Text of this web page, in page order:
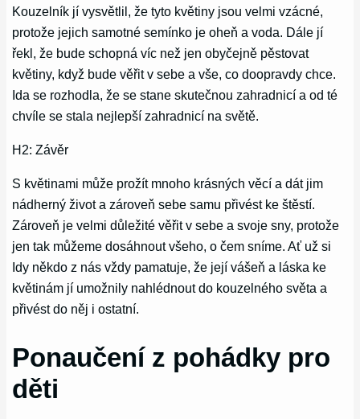
Kouzelník jí vysvětlil, že tyto květiny jsou velmi vzácné,
protože jejich samotné semínko je oheň a voda. Dále jí
řekl, že bude schopná víc než jen obyčejně pěstovat
květiny, když bude věřit v sebe a vše, co doopravdy chce.
Ida se rozhodla, že se stane skutečnou zahradnicí a od té
chvíle se stala nejlepší zahradnicí na světě.
H2: Závěr
S květinami může prožít mnoho krásných věcí a dát jim
nádherný život a zároveň sebe samu přivést ke štěstí.
Zároveň je velmi důležité věřit v sebe a svoje sny, protože
jen tak můžeme dosáhnout všeho, o čem sníme. Ať už si
Idy někdo z nás vždy pamatuje, že její vášeň a láska ke
květinám jí umožnily nahlédnout do kouzelného světa a
přivést do něj i ostatní.
Ponaučení z pohádky pro
děti